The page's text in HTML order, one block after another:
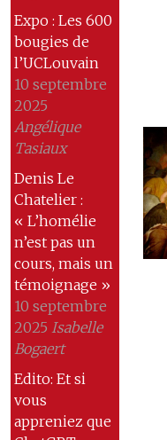
Expo : Les 600
bougies de
l’UCLouvain
10 septembre
2025
Angélique
Tasiaux
Denis Le
Chatelier :
« L’homélie
n’est pas un
cours, mais un
témoignage »
10 septembre
2025 Isabelle
Bogaert
Edito: Et si
vous
appreniez que